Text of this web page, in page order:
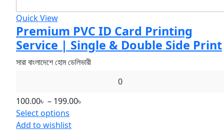
Quick View
Premium PVC ID Card Printing
Service | Single & Double Side Print
সারা বাংলাদেশে হোম ডেলিভারী
0
100.00৳ – 199.00৳
Select options
product
Add to wishlist